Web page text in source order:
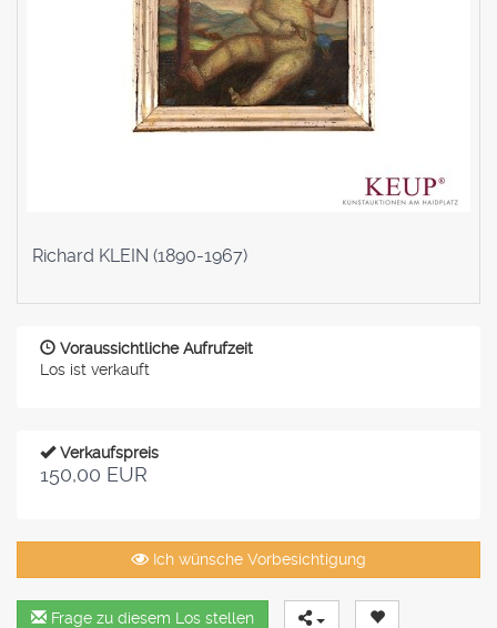
Richard KLEIN (1890-1967)
Voraussichtliche Aufrufzeit
Los ist verkauft
Verkaufspreis
150,00 EUR
Ich wünsche Vorbesichtigung
Frage zu diesem Los stellen